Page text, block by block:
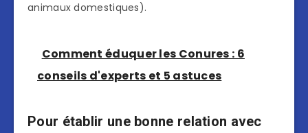
animaux domestiques).
Comment éduquer les Conures : 6
conseils d'experts et 5 astuces
Pour établir une bonne relation avec